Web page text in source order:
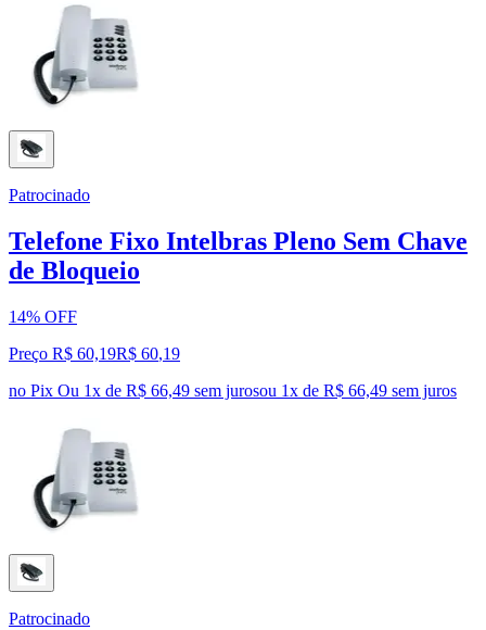
Patrocinado
Telefone Fixo Intelbras Pleno Sem Chave
de Bloqueio
14% OFF
Preço R$ 60,19R$ 60,19
no Pix Ou 1x de R$ 66,49 sem jurosou 1x de R$ 66,49 sem juros
Patrocinado